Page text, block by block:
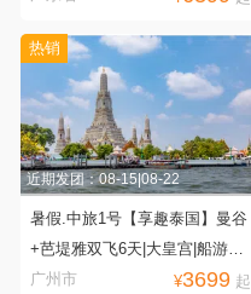
热销
近期发团：08-15|08-22
暑假.中旅1号【享趣泰国】曼谷
+芭堤雅双飞6天|大皇宫|船游湄
南河|快艇出海金沙岛|骑大象+水
广州市 ¥3699 起